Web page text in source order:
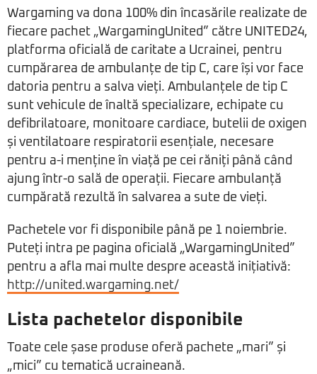
Wargaming va dona 100% din încasările realizate de
fiecare pachet „WargamingUnited” către UNITED24,
platforma oficială de caritate a Ucrainei, pentru
cumpărarea de ambulanțe de tip C, care își vor face
datoria pentru a salva vieți. Ambulanțele de tip C
sunt vehicule de înaltă specializare, echipate cu
defibrilatoare, monitoare cardiace, butelii de oxigen
și ventilatoare respiratorii esențiale, necesare
pentru a-i menține în viață pe cei răniți până când
ajung într-o sală de operații. Fiecare ambulanță
cumpărată rezultă în salvarea a sute de vieți.
Pachetele vor fi disponibile până pe 1 noiembrie.
Puteți intra pe pagina oficială „WargamingUnited”
pentru a afla mai multe despre această inițiativă:
http://united.wargaming.net/
Lista pachetelor disponibile
Toate cele șase produse oferă pachete „mari” și
„mici” cu tematică ucraineană.